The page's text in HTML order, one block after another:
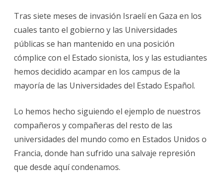
Tras siete meses de invasión Israelí en Gaza en los
cuales tanto el gobierno y las Universidades
públicas se han mantenido en una posición
cómplice con el Estado sionista, los y las estudiantes
hemos decidido acampar en los campus de la
mayoría de las Universidades del Estado Español.
Lo hemos hecho siguiendo el ejemplo de nuestros
compañeros y compañeras del resto de las
universidades del mundo como en Estados Unidos o
Francia, donde han sufrido una salvaje represión
que desde aquí condenamos.